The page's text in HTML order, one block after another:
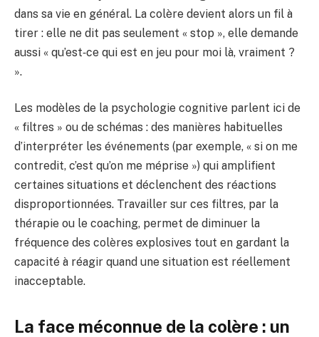
dans sa vie en général. La colère devient alors un fil à
tirer : elle ne dit pas seulement « stop », elle demande
aussi « qu’est‑ce qui est en jeu pour moi là, vraiment ?
».
Les modèles de la psychologie cognitive parlent ici de
« filtres » ou de schémas : des manières habituelles
d’interpréter les événements (par exemple, « si on me
contredit, c’est qu’on me méprise ») qui amplifient
certaines situations et déclenchent des réactions
disproportionnées. Travailler sur ces filtres, par la
thérapie ou le coaching, permet de diminuer la
fréquence des colères explosives tout en gardant la
capacité à réagir quand une situation est réellement
inacceptable.
La face méconnue de la colère : un